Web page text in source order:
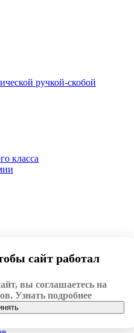
ручкой-скобой
класса
сайт работал
вы соглашаетесь на
Узнать подробнее